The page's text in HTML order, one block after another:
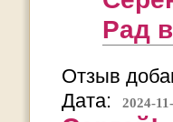
Рад
Отзыв
Дата:
2024-